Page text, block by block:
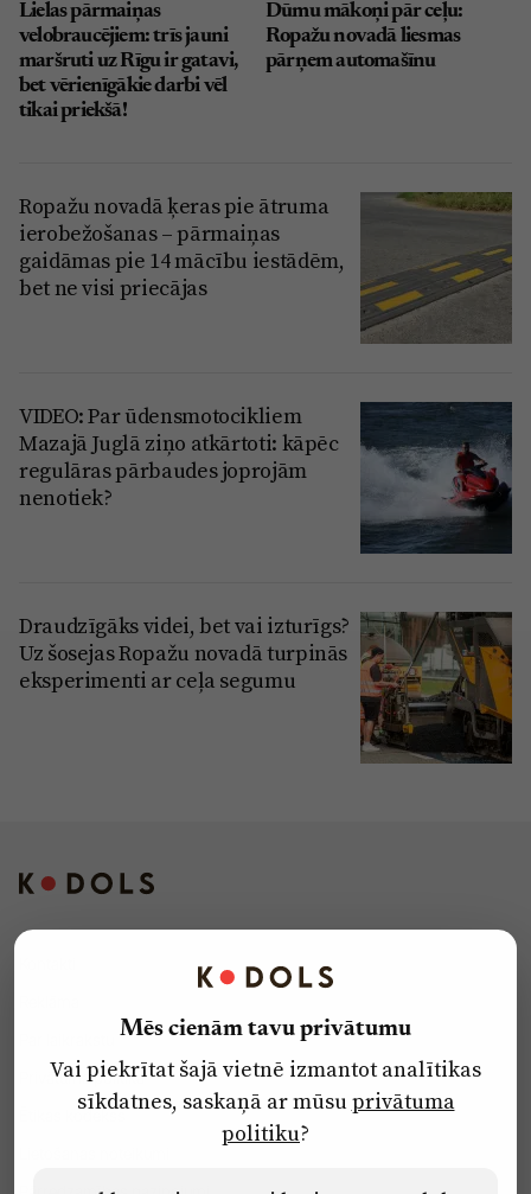
Lielas pārmaiņas
velobraucējiem: trīs jauni
maršruti uz Rīgu ir gatavi,
bet vērienīgākie darbi vēl
tikai priekšā!
Dūmu mākoņi pār ceļu:
Ropažu novadā liesmas
pārņem automašīnu
Ropažu novadā ķeras pie ātruma
ierobežošanas – pārmaiņas
gaidāmas pie 14 mācību iestādēm,
bet ne visi priecājas
VIDEO: Par ūdensmotocikliem
Mazajā Juglā ziņo atkārtoti: kāpēc
regulāras pārbaudes joprojām
nenotiek?
Draudzīgāks videi, bet vai izturīgs?
Uz šosejas Ropažu novadā turpinās
eksperimenti ar ceļa segumu
Privātuma politika
Ētikas kodekss
Mēs cienām tavu privātumu
Vai piekrītat šajā vietnē izmantot analītikas
sīkdatnes, saskaņā ar mūsuprivātuma
politiku?